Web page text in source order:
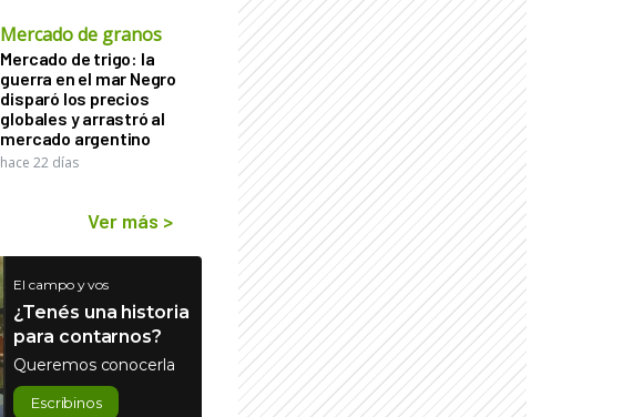
Mercado de granos
Mercado de trigo: la
guerra en el mar Negro
disparó los precios
globales y arrastró al
mercado argentino
hace 22 días
Ver más >
El campo y vos
¿Tenés una historia
para contarnos?
Queremos conocerla
Escribinos